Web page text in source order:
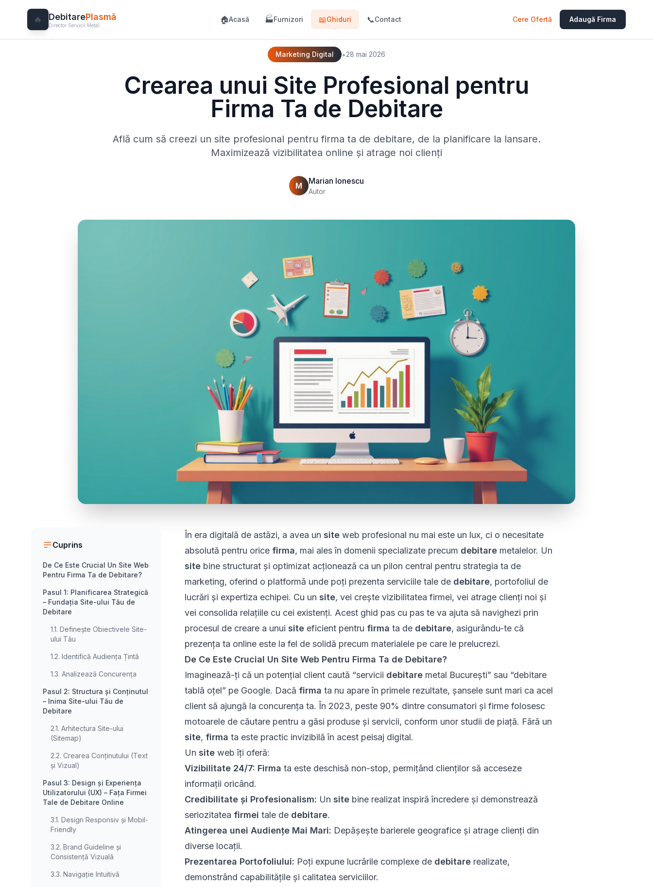
🔥 DebitarePlasmă
Director Servicii Metal
🏠Acasă 🏭Furnizori 📖Ghiduri 📞Contact Cere Ofertă Adaugă Firma
Marketing Digital •28 mai 2026
Crearea unui Site Profesional pentru
Firma Ta de Debitare
Află cum să creezi un site profesional pentru firma ta de debitare, de la planificare la lansare.
Maximizează vizibilitatea online și atrage noi clienți
M Marian Ionescu
Autor
Cuprins
De Ce Este Crucial Un Site Web
Pentru Firma Ta de Debitare?
Pasul 1: Planificarea Strategică
– Fundația Site-ului Tău de
Debitare
1.1. Definește Obiectivele Site-
ului Tău
1.2. Identifică Audiența Țintă
1.3. Analizează Concurența
Pasul 2: Structura și Conținutul
– Inima Site-ului Tău de
Debitare
2.1. Arhitectura Site-ului
(Sitemap)
2.2. Crearea Conținutului (Text
și Vizual)
Pasul 3: Design și Experiența
Utilizatorului (UX) – Fața Firmei
Tale de Debitare Online
3.1. Design Responsiv și Mobil-
Friendly
3.2. Brand Guideline și
Consistență Vizuală
3.3. Navigație Intuitivă
În era digitală de astăzi, a avea un siteweb profesional nu mai este un lux, ci o necesitate
absolută pentru orice firma, mai ales în domenii specializate precum debitaremetalelor. Un
sitebine structurat și optimizat acționează ca un pilon central pentru strategia ta de
marketing, oferind o platformă unde poți prezenta serviciile tale de debitare, portofoliul de
lucrări și expertiza echipei. Cu un site, vei crește vizibilitatea firmei, vei atrage clienți noi și
vei consolida relațiile cu cei existenți. Acest ghid pas cu paste va ajuta să navighezi prin
procesul de creare a unui siteeficient pentru firma ta de debitare, asigurându-te că
prezența ta online este la fel de solidă precum materialele pe care le prelucrezi.
De Ce Este Crucial Un Site Web Pentru Firma Ta de Debitare?
Imaginează-ți că un potențial client caută “servicii debitaremetal București” sau “debitare
tablă oțel” pe Google. Dacă firma ta nu apare în primele rezultate, șansele sunt mari ca acel
client să ajungă la concurența ta. În 2023, peste 90% dintre consumatori și firme folosesc
motoarele de căutare pentru a găsi produse și servicii, conform unor studii de piață. Fără un
site, firma ta este practic invizibilă în acest peisaj digital.
Un siteweb îți oferă:
Vizibilitate 24/7: Firma ta este deschisă non-stop, permițând clienților să acceseze
informații oricând.
Credibilitate și Profesionalism: Un sitebine realizat inspiră încredere și demonstrează
seriozitatea firmei tale de debitare.
Atingerea unei Audiențe Mai Mari: Depășește barierele geografice și atrage clienți din
diverse locații.
Prezentarea Portofoliului: Poți expune lucrările complexe de debitarerealizate,
demonstrând capabilitățile și calitatea serviciilor.